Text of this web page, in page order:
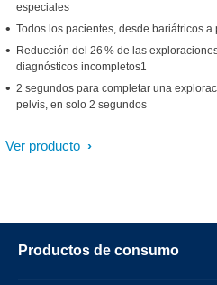
especiales
Todos los pacientes, desde bariátricos
Reducción del 26 % de las
diagnósticos incompletos1
2 segundos para completar una
pelvis, en solo 2 segundos
Ver producto
Productos de consumo